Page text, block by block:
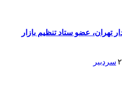
تهران، عضو ستاد تنظیم بازار
سردبیر